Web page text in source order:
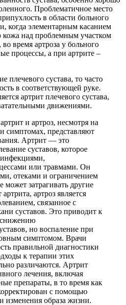
Проблематичное место
в области больного
когда элементарным касанием
кожа над проблемным участком
время артроза у больного
процессы, а при артрите –
плечевого сустава, то часто
в соответствующей руке.
артрит плечевого сустава,
движениями.
и артроз, несмотря на
симптомах, представляют
Артрит — это
суставов, которое
или травмами. Он
отеками и ограничением
затрагивать другие
артроз является
связанное с
суставов. Это приводит к
снижению
но воспаление при
симптомом. Врачи
правильной диагностики
к терапии этих
различаются. Артрит
лечения, включая
препараты, в то время как
с помощью
изменения образа жизни.